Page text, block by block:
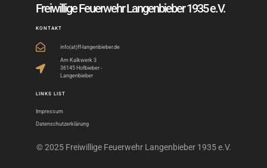
Freiwillige Feuerwehr Langenbieber 1935 e.V.
KONTAKT
info(at)ff-langenbieber.de
Am Kalkwerk 3
36145 Hofbieber -
Langenbieber
LINKS LIST
Impressum
Datenschutzerklärung
© 2025 Freiwillige Feuerwehr Langenbieber 1935 e.V.